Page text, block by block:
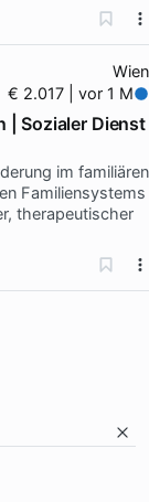
Wien
€ 2.017 | vor 1 M
| Sozialer Dienst
im familiären
Familiensystems
therapeutischer